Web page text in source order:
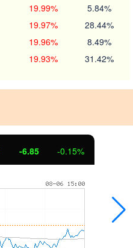
19.99% 5.84%
19.97% 28.44%
19.96% 8.49%
19.93% 31.42%
3.42 0.30%